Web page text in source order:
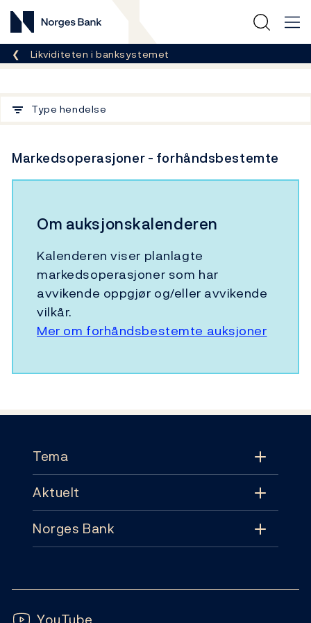
Norges Bank
Her er du nå:
Likviditeten i banksystemet
FilterType hendelse
Markedsoperasjoner - forhåndsbestemte
Om auksjonskalenderen
Kalenderen viser planlagte
markedsoperasjoner som har
avvikende oppgjør og/eller avvikende
vilkår.
Mer om forhåndsbestemte auksjoner
Tema
Tema
Pengepolitikk
Aktuelt
Aktuelt
Publikasjoner
Norges Bank
Abonnement
Følg oss: